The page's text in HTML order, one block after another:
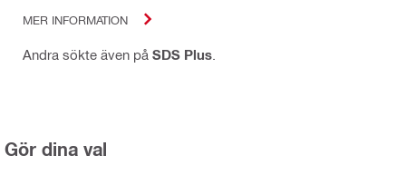
MER INFORMATION
Andra sökte även på SDS Plus
Gör dina val